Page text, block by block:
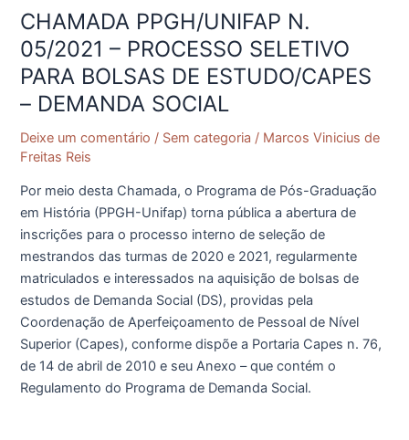
CHAMADA PPGH/UNIFAP N.
05/2021 – PROCESSO SELETIVO
PARA BOLSAS DE ESTUDO/CAPES
– DEMANDA SOCIAL
Deixe um comentário / Sem categoria / Marcos Vinicius de
Freitas Reis
Por meio desta Chamada, o Programa de Pós-Graduação
em História (PPGH-Unifap) torna pública a abertura de
inscrições para o processo interno de seleção de
mestrandos das turmas de 2020 e 2021, regularmente
matriculados e interessados na aquisição de bolsas de
estudos de Demanda Social (DS), providas pela
Coordenação de Aperfeiçoamento de Pessoal de Nível
Superior (Capes), conforme dispõe a Portaria Capes n. 76,
de 14 de abril de 2010 e seu Anexo – que contém o
Regulamento do Programa de Demanda Social.
CHAMADA
PPGH/UNIFAP
N.
05/2021
–
SELETIVO
BOLSAS
DE
ESTUDO/CAPES
–
DEMANDA
SOCIAL